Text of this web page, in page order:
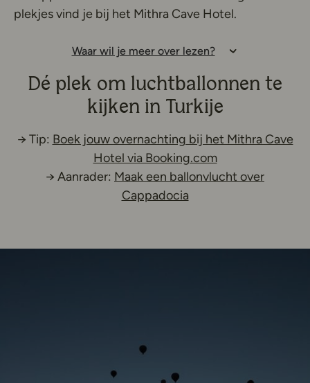
plekjes vind je bij het Mithra Cave Hotel.
Waar wil je meer over lezen?
Dé plek om luchtballonnen te
kijken in Turkije
→ Tip: Boek jouw overnachting bij het Mithra Cave
Hotel via Booking.comDeze link opent
→ Aanrader: Maak een ballonvlucht over
CappadociaDeze link opent in